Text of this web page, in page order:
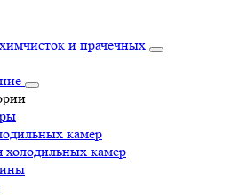
и прачечных
камер
камер